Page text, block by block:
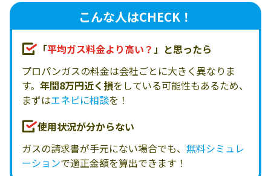
こんな人はCHECK！
「平均ガス料金より高い？」と思ったら
プロパンガスの料金は会社ごとに大きく異なりま
す。 年間8万円近く損をしている可能性もあるため、
まずはエネピに相談を！
使用状況が分からない
ガスの請求書が手元にない場合でも、 無料シミュレ
ーションで適正金額を算出できます！